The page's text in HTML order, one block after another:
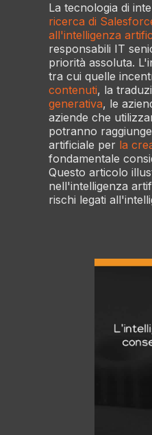
La tecnologia di
ricerca di
all'intelligenza
responsabili IT
priorità assoluta.
tra cui quelle
contenuti, la
generativa, le
aziende che
potranno
artificiale per la
fondamentale
Questo articolo
nell'intelligenza
rischi legati